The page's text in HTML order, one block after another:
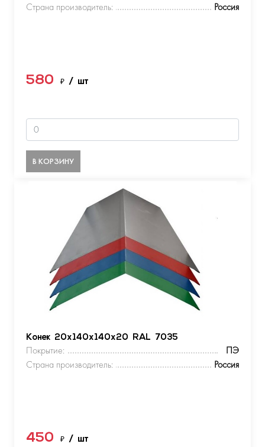
Страна производитель:
Россия
580 ₽ / шт
В КОРЗИНУ
Конек 20х140х140х20 RAL 7035
Покрытие:
ПЭ
Страна производитель:
Россия
450 ₽ / шт